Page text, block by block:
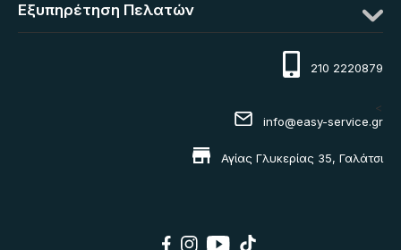
Εξυπηρέτηση Πελατών
210 2220879
<
info@easy-service.gr
Αγίας Γλυκερίας 35, Γαλάτσι